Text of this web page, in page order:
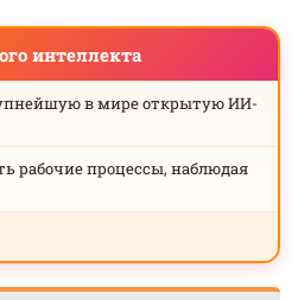
интеллекта
в мире открытую ИИ-
рабочие процессы, наблюдая